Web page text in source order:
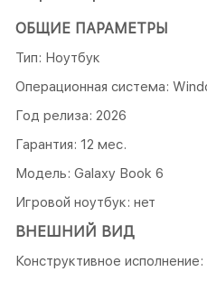
ОБЩИЕ ПАРАМЕТРЫ
Тип: Ноутбук
Операционная система:
Год релиза: 2026
Гарантия: 12 мес.
Модель: Galaxy Book 6
Игровой ноутбук: нет
ВНЕШНИЙ ВИД
Конструктивное исполнение: